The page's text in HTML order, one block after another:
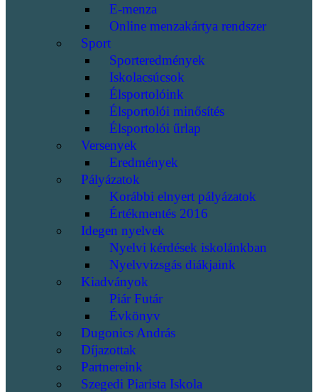
E-menza
Online menzakártya rendszer
Sport
Sporteredmények
Iskolacsúcsok
Élsportolóink
Élsportolói minősítés
Élsportolói űrlap
Versenyek
Eredmények
Pályázatok
Korábbi elnyert pályázatok
Értékmentés 2016
Idegen nyelvek
Nyelvi kérdések iskolánkban
Nyelvvizsgás diákjaink
Kiadványok
Piár Futár
Évkönyv
Dugonics András
Díjazottak
Partnereink
Szegedi Piarista Iskola